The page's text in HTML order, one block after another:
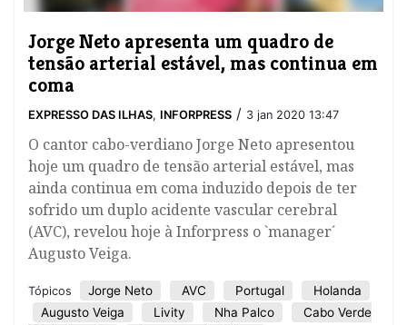
Jorge Neto apresenta um quadro de
tensão arterial estável, mas continua em
coma
EXPRESSO DAS ILHAS, INFORPRESS / 3 jan 2020 13:47
O cantor cabo-verdiano Jorge Neto apresentou
hoje um quadro de tensão arterial estável, mas
ainda continua em coma induzido depois de ter
sofrido um duplo acidente vascular cerebral
(AVC), revelou hoje à Inforpress o `manager´
Augusto Veiga.
Tópicos Jorge Neto AVC Portugal
Holanda
Augusto Veiga
Livity Nha Palco
Cabo Verde